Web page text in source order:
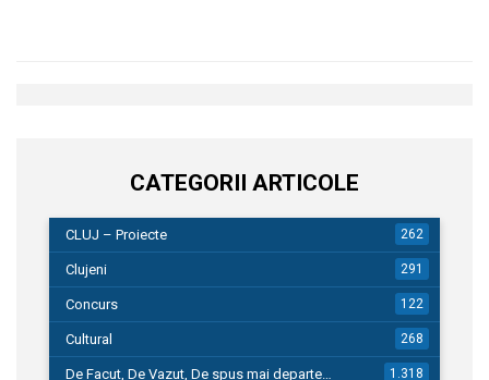
CATEGORII ARTICOLE
CLUJ – Proiecte 262
Clujeni 291
Concurs 122
Cultural 268
De Facut, De Vazut, De spus mai departe… 1.318